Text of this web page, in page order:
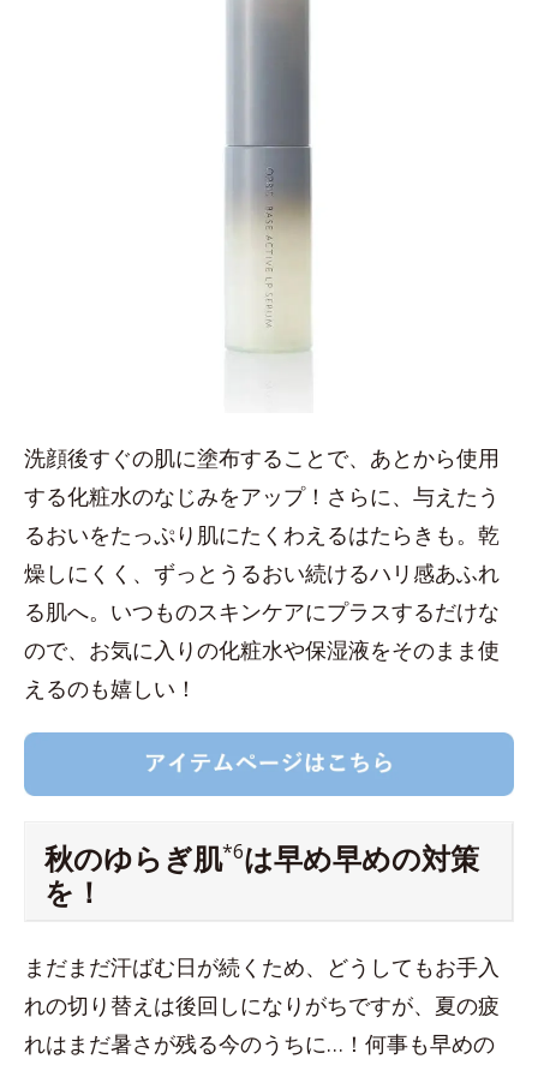
洗顔後すぐの肌に塗布することで、あとから使用
する化粧水のなじみをアップ！さらに、与えたう
るおいをたっぷり肌にたくわえるはたらきも。乾
燥しにくく、ずっとうるおい続けるハリ感あふれ
る肌へ。いつものスキンケアにプラスするだけな
ので、お気に入りの化粧水や保湿液をそのまま使
えるのも嬉しい！
秋のゆらぎ肌*6は早め早めの対策
を！
まだまだ汗ばむ日が続くため、どうしてもお手入
れの切り替えは後回しになりがちですが、夏の疲
れはまだ暑さが残る今のうちに…！何事も早めの